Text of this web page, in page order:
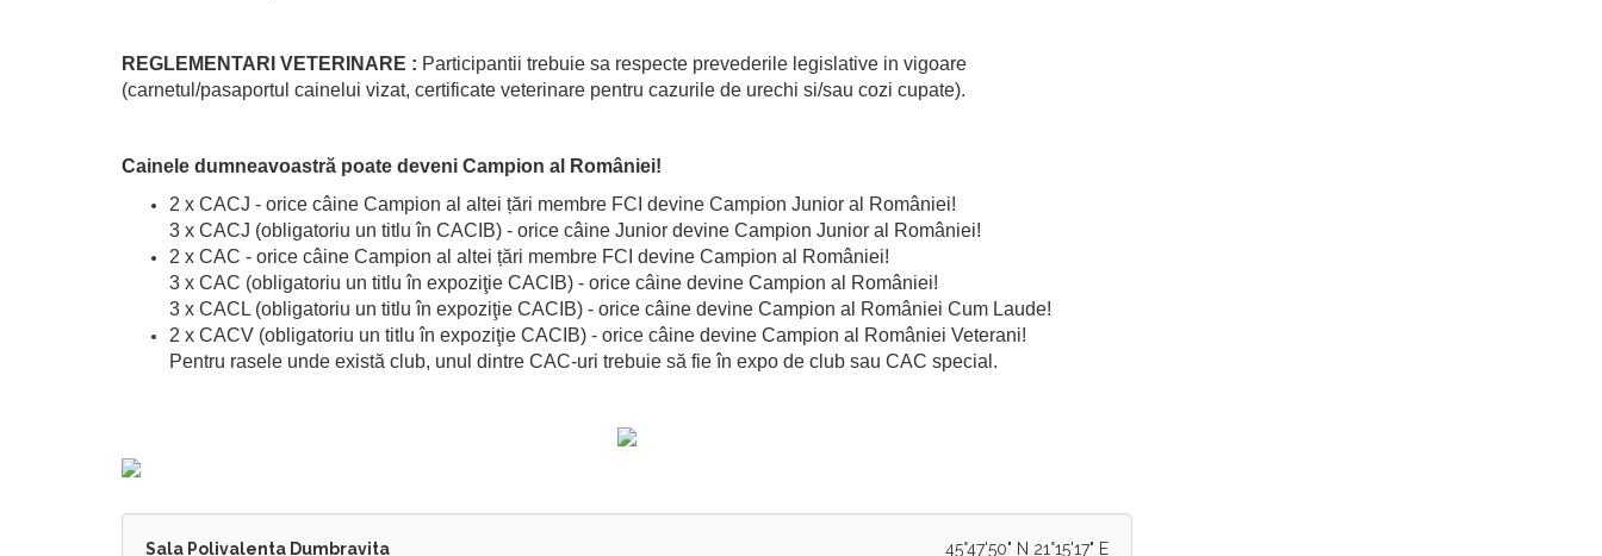
REGLEMENTARI VETERINARE : Participantii trebuie sa respecte prevederile legislative in vigoare
(carnetul/pasaportul cainelui vizat, certificate veterinare pentru cazurile de urechi si/sau cozi cupate).
Cainele dumneavoastră poate deveni Campion al României!
2 x CACJ - orice câine Campion al altei țări membre FCI devine Campion Junior al României!
3 x CACJ (obligatoriu un titlu în CACIB) - orice câine Junior devine Campion Junior al României!
2 x CAC - orice câine Campion al altei țări membre FCI devine Campion al României!
3 x CAC (obligatoriu un titlu în expoziţie CACIB) - orice câine devine Campion al României!
3 x CACL (obligatoriu un titlu în expoziţie CACIB) - orice câine devine Campion al României Cum Laude!
2 x CACV (obligatoriu un titlu în expoziţie CACIB) - orice câine devine Campion al României Veterani!
Pentru rasele unde există club, unul dintre CAC-uri trebuie să fie în expo de club sau CAC special.
45°47'50" N 21°15'17" E
Sala Polivalenta Dumbravita